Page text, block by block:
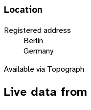
Location
Registered address
Berlin
Germany
Available via Topograph
Live data from